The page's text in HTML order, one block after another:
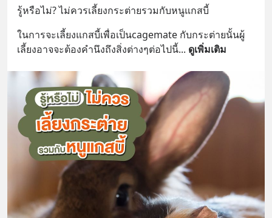
รู้หรือไม่? ไม่ควรเลี้ยงกระต่ายรวมกับหนูแกสบี้
ในการจะเลี้ยงแกสบี้เพื่อเป็นcagemate กับกระต่ายนั้นผู้
เลี้ยงอาจจะต้องคำนึงถึงสิ่งต่างๆต่อไปนี้... ดูเพิ่มเติม